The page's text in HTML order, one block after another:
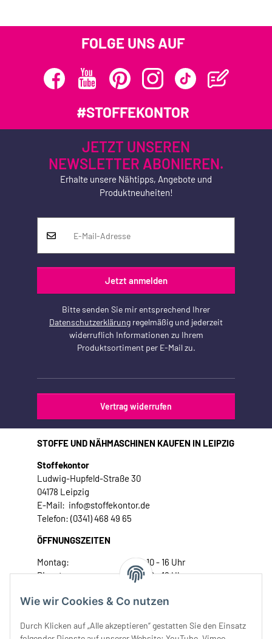
Wie wir Cookies & Co nutzen
Durch Klicken auf „Alle akzeptieren“ gestatten Sie den Einsatz
FOLGE UNS AUF
#STOFFEKONTOR
JETZT UNSEREN
NEWSLETTER ABONIEREN.
Erhalte unsere Nähtipps, Angebote und
Produktneuheiten!
Jetzt anmelden
Bitte senden Sie mir entsprechend Ihrer
Datenschutzerklärung regelmäßig und jederzeit
widerruflich Informationen zu Ihrem
Produktsortiment per E-Mail zu.
Vertrag widerrufen
STOFFE UND NÄHMASCHINEN KAUFEN IN LEIPZIG
Stoffekontor
Ludwig-Hupfeld-Straße 30
04178 Leipzig
E-Mail: info@stoffekontor.de
Telefon: (0341) 468 49 65
ÖFFNUNGSZEITEN
Montag:
10 - 16 Uhr
Dienstag:
10 - 16 Uhr
Donnerstag:
10 - 18 Uhr
Samstag:
10 - 14 Uhr